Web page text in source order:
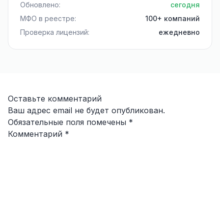
Обновлено:
сегодня
МФО в реестре:
100+ компаний
Проверка лицензий:
ежедневно
Оставьте комментарий
Ваш адрес email не будет опубликован.
Обязательные поля помечены *
Комментарий *